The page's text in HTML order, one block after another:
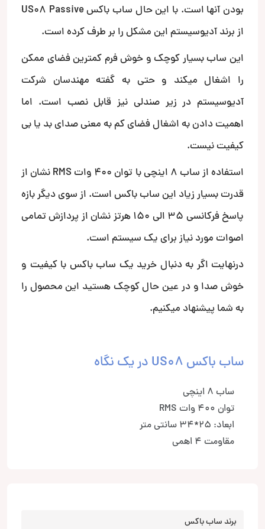
بودن آنها است. با این حال ساب باکس US08 Passive
از برند آدیوسیستم این مشکل را بر طرف کرده است.
این ساب بسیار کوچک و خوش فرم کمترین فضای ممکن
را اشغال میکند و حتی به گفته مهندسان شرکت
آدیوسیستم در زیر صندلی نیز قابل نصب است. اما
اهمیت دادن به اشغال فضای کم به معنی صدای بد یا بی
کیفیت نیست.
استفاده از ساب 8 اینچی با توان 400 وات RMS نشان از
قدرت بسیار زیاد این ساب باکس است. از سوی دیگر بازه
پاسخ فرکانسی 35 الی 150 هرتز نشان از پردازش تمامی
اصوات مورد نیاز برای یک سیستم است.
درنهایت اگر به دنبال خرید یک ساب باکس با کیفیت و
خوش صدا و در عین حال کوچک هستید این محصول را
به شما پیشنهاد میکنیم.
ساب باکس US08 در یک نگاه
ساب 8 اینچی
توان 400 وات RMS
ابعاد: 25*34 سانتی متر
مقاومت 4 اهمی
برند ساب باکس